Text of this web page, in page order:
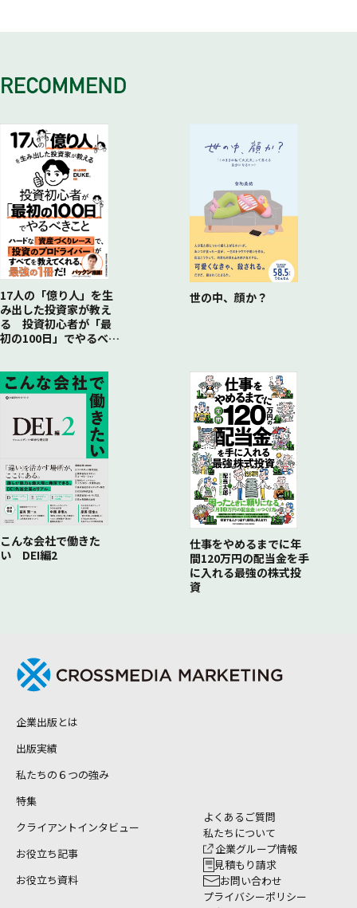
配当株投資では株の「管理」が大きな意味を持つ
「高配当株」を買っても増配するとは限らない
増配の目処を立てることがモチベーションのアップにつながる
上下10％程度の値動きは「誤差の範囲」と考える
増配率「15％」を実現させれば投資期間を圧縮できる
く
増配率10％よりも10年早く年間240万円に到達
増配銘柄を淡々と買い続けていく
銘柄６ ＫＤＤＩ
銘柄９ トヨタ自動車
銘柄11 アサヒグループホールディングス
銘柄12 キリンホールディングス
銘柄13 ＪＴ
銘柄14 ブリヂストン
銘柄15 大和ハウス工業
銘柄16 積水ハウス
銘柄17 京セラ
銘柄18 信越化学工業
銘柄19 日東電工
銘柄20 オリックス
銘柄21 三菱ＨＣキャピタル
銘柄22 ヒューリック
日常生活に必要不可欠な「通信キャリア」を中心軸に置く
パターン4 「増配＋利回り重視」型
「完成形」のイメージを持って地道に株を買い進めることが大
切
17人の「億り人」を生
み出した投資家が教え
る 投資初心者が「最
初の100日」でやるべき
世の中、顔か？
こんな会社で働きた
い DEI編2
仕事をやめるまでに年
間120万円の配当金を手
に入れる最強の株式投
資
企業出版とは
出版実績
私たちの６つの強み
特集
クライアントインタビュー
お役立ち記事
お役立ち資料
よくあるご質問
私たちについて
企業グループ情報
見積もり請求
お問い合わせ
プライバシーポリシー